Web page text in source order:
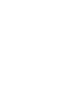
とし
塗っ
とし
あり